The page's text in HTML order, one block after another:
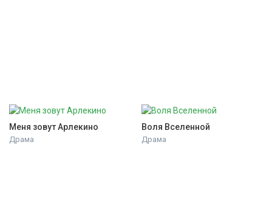
Меня зовут Арлекино
Драма
Воля Вселенной
Драма